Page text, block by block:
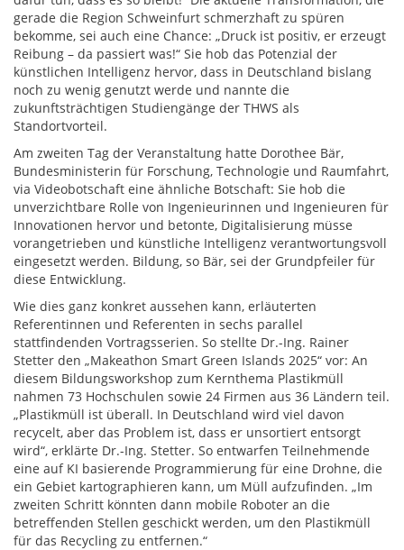
gerade die Region Schweinfurt schmerzhaft zu spüren
bekomme, sei auch eine Chance: „Druck ist positiv, er erzeugt
Reibung – da passiert was!“ Sie hob das Potenzial der
künstlichen Intelligenz hervor, dass in Deutschland bislang
noch zu wenig genutzt werde und nannte die
zukunftsträchtigen Studiengänge der THWS als
Standortvorteil.
Am zweiten Tag der Veranstaltung hatte Dorothee Bär,
Bundesministerin für Forschung, Technologie und Raumfahrt,
via Videobotschaft eine ähnliche Botschaft: Sie hob die
unverzichtbare Rolle von Ingenieurinnen und Ingenieuren für
Innovationen hervor und betonte, Digitalisierung müsse
vorangetrieben und künstliche Intelligenz verantwortungsvoll
eingesetzt werden. Bildung, so Bär, sei der Grundpfeiler für
diese Entwicklung.
Wie dies ganz konkret aussehen kann, erläuterten
Referentinnen und Referenten in sechs parallel
stattfindenden Vortragsserien. So stellte Dr.-Ing. Rainer
Stetter den „Makeathon Smart Green Islands 2025“ vor: An
diesem Bildungsworkshop zum Kernthema Plastikmüll
nahmen 73 Hochschulen sowie 24 Firmen aus 36 Ländern teil.
„Plastikmüll ist überall. In Deutschland wird viel davon
recycelt, aber das Problem ist, dass er unsortiert entsorgt
wird“, erklärte Dr.-Ing. Stetter. So entwarfen Teilnehmende
eine auf KI basierende Programmierung für eine Drohne, die
ein Gebiet kartographieren kann, um Müll aufzufinden. „Im
zweiten Schritt könnten dann mobile Roboter an die
betreffenden Stellen geschickt werden, um den Plastikmüll
für das Recycling zu entfernen.“